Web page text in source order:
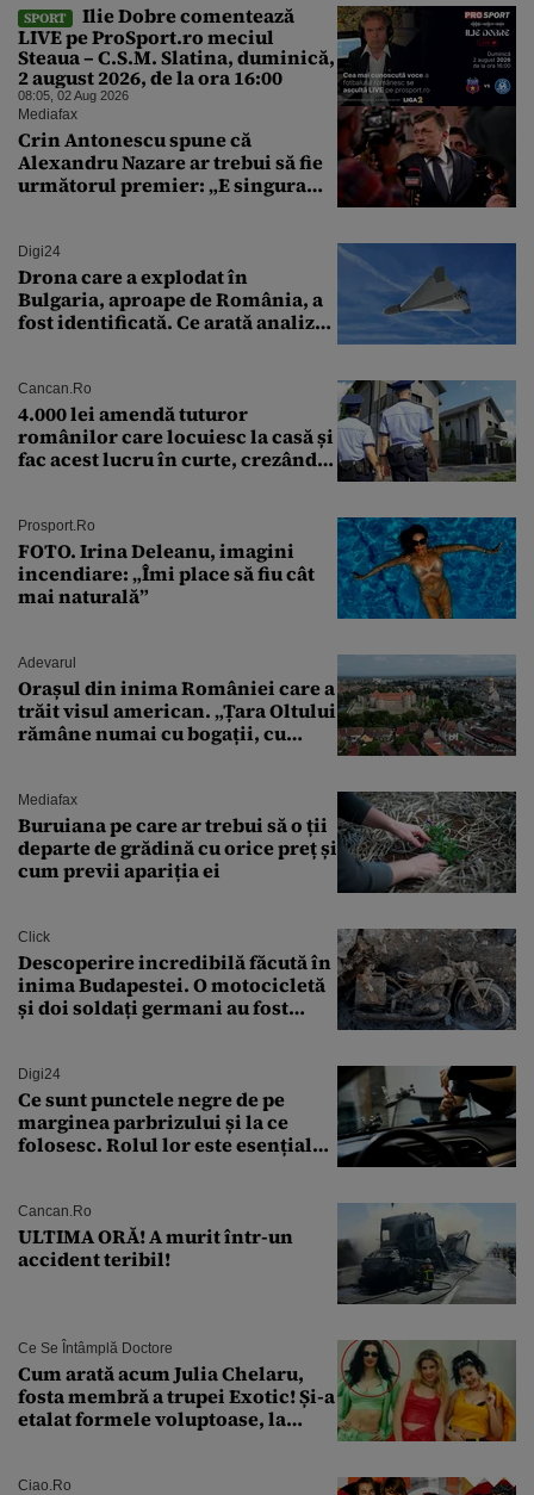
SPORT
Ilie Dobre comentează
LIVE pe ProSport.ro meciul
Steaua – C.S.M. Slatina, duminică,
2 august 2026, de la ora 16:00
08:05, 02 Aug 2026
Mediafax
Crin Antonescu spune că
Alexandru Nazare ar trebui să fie
următorul premier: „E singura
Digi24
Drona care a explodat în
Bulgaria, aproape de România, a
fost identificată. Ce arată analiza
Cancan.ro
4.000 lei amendă tuturor
românilor care locuiesc la casă și
fac acest lucru în curte, crezând
Prosport.ro
FOTO. Irina Deleanu, imagini
incendiare: „Îmi place să fiu cât
mai naturală”
Adevarul
Orașul din inima României care a
trăit visul american. „Țara Oltului
rămâne numai cu bogații, cu
Mediafax
Buruiana pe care ar trebui să o ții
departe de grădină cu orice preț și
cum previi apariția ei
Click
Descoperire incredibilă făcută în
inima Budapestei. O motocicletă
și doi soldați germani au fost
Digi24
Ce sunt punctele negre de pe
marginea parbrizului și la ce
folosesc. Rolul lor este esențial
Cancan.ro
ULTIMA ORĂ! A murit într-un
accident teribil!
Ce Se Întâmplă Doctore
Cum arată acum Julia Chelaru,
fosta membră a trupei Exotic! Și-a
etalat formele voluptoase, la
Ciao.ro